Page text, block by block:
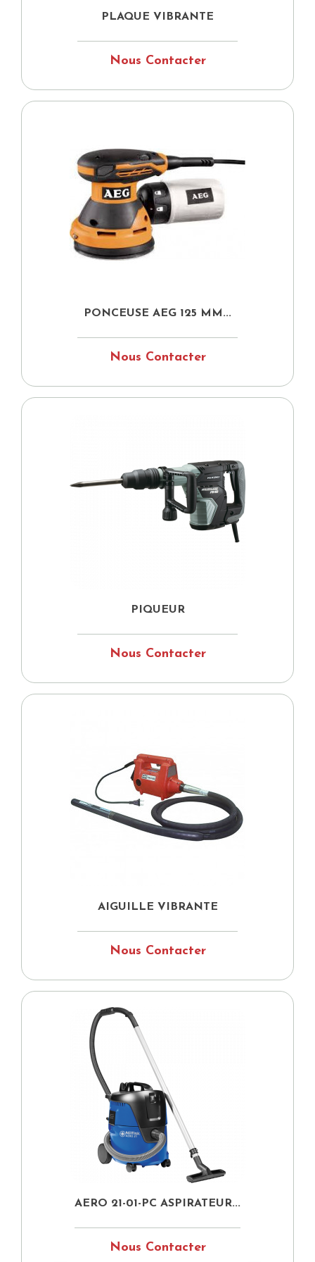
PLAQUE VIBRANTE
Nous Contacter
PONCEUSE AEG 125 MM...
Nous Contacter
PIQUEUR
Nous Contacter
AIGUILLE VIBRANTE
Nous Contacter
AERO 21-01-PC ASPIRATEUR...
Nous Contacter